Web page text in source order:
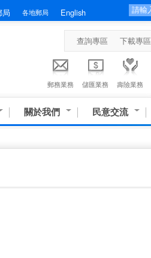
局 各地郵局 English
查詢專區 下載專區
郵務業務 儲匯業務 壽險業務
關於我們 民意交流